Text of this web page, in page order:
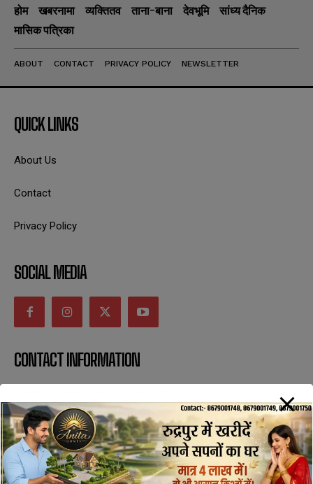
होम खबरनामा व्यक्तितव ताना-बाना देवभूमि
सांध्य दैनिक
मासिक पत्रिका
ABOUT CONTACT PRIVACY POLICY NEWSLETTER
QUICK LINKS
About Us
Contact
Privacy Policy
SOCIAL MEDIA
CONTACT INFORMATION
SUBSCRIBE NOW